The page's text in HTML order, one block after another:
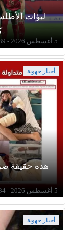
لبؤات
5 أغسطس 2026 - 1:39
أخبار جهوية
هده حقيقة
5 أغسطس 2026 - 1:34
أخبار جهوية